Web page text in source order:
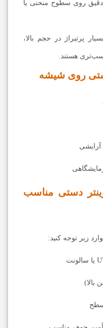
روی سطوح منحنی یا
پرتیراژ در حجم بالا،
هستند.
روی شیشه
دستی مناسب
زیر توجه کنید: